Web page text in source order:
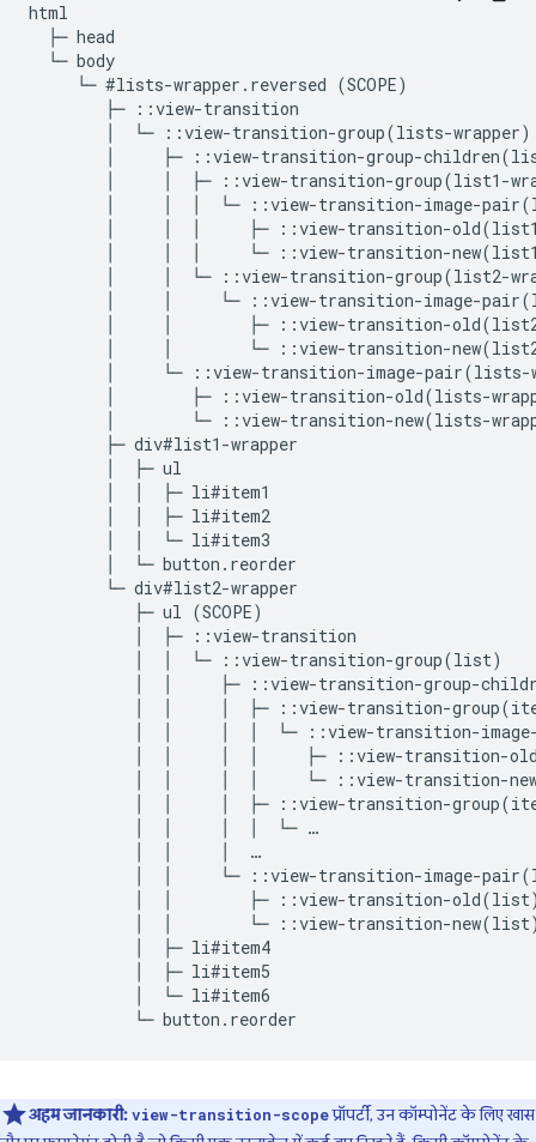
html
  ├─ head
  └─ body
     └─ #lists-wrapper.reversed (SCOPE)
        ├─ ::view-transition
        │  └─ ::view-transition-group(lists-wrapper)
│     ├─ ::view-transition-group-
│     │  ├─ ::view-transition-group(list1-
│     │  │  └─ ::view-transition-image-
│     │  │     ├─ ::view-transition-
│     │  │     └─ ::view-transition-
│     │  └─ ::view-transition-group(list2-
│     │     └─ ::view-transition-image-
│     │        ├─ ::view-transition-
│     │        └─ ::view-transition-
│     └─ ::view-transition-image-
│        ├─ ::view-transition-old(lists-
│        └─ ::view-transition-new(lists-
        ├─ div#list1-wrapper
        │  ├─ ul
        │  │  ├─ li#item1
        │  │  ├─ li#item2
        │  │  └─ li#item3
        │  └─ button.reorder
        └─ div#list2-wrapper
           ├─ ul (SCOPE)
           │  ├─ ::view-transition
           │  │  └─ ::view-transition-group(list)
│  │     ├─ ::view-transition-group-
│  │     │  ├─ ::view-transition-
│  │     │  │  └─ ::view-transition-
│  │     │  │     ├─ ::view-transition-
│  │     │  │     └─ ::view-transition-
│  │     │  ├─ ::view-transition-
           │  │     │  │  └─ …
           │  │     │  …
│  │     └─ ::view-transition-image-
│  │        ├─ ::view-transition-
│  │        └─ ::view-transition-
           │  ├─ li#item4
           │  ├─ li#item5
           │  └─ li#item6
अहम जानकारी:view-transition-scopeप्रॉपर्टी, उन कॉम्पोनेंट के लिए खास